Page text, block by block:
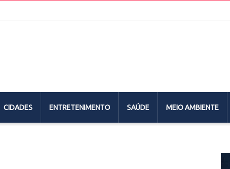
CIDADES ENTRETENIMENTO SAÚDE MEIO AMBIENTE